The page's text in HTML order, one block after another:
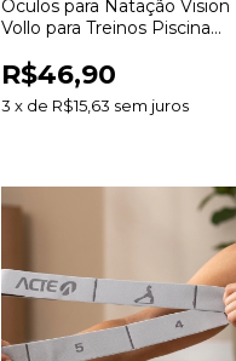
Óculos para Natação Vision
Vollo para Treinos Piscina
R$46,90
3 x de R$15,63 sem juros